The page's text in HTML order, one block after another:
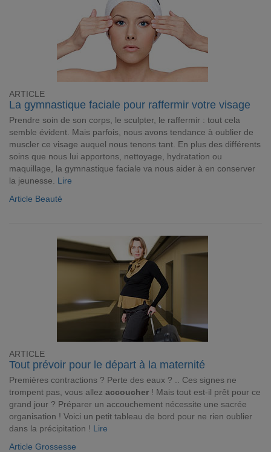
ARTICLE
La gymnastique faciale pour raffermir votre visage
Prendre soin de son corps, le sculpter, le raffermir : tout cela
semble évident. Mais parfois, nous avons tendance à oublier de
muscler ce visage auquel nous tenons tant. En plus des différents
soins que nous lui apportons, nettoyage, hydratation ou
maquillage, la gymnastique faciale va nous aider à en conserver
la jeunesse. Lire
Article Beauté
ARTICLE
Tout prévoir pour le départ à la maternité
Premières contractions ? Perte des eaux ? .. Ces signes ne
trompent pas, vous allez accoucher ! Mais tout est-il prêt pour ce
grand jour ? Préparer un accouchement nécessite une sacrée
organisation ! Voici un petit tableau de bord pour ne rien oublier
dans la précipitation ! Lire
Article Grossesse